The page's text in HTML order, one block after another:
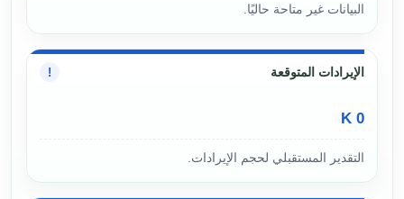
البيانات غير متاحة حاليًا.
الإيرادات المتوقعة !
0 K
التقدير المستقبلي لحجم الإيرادات.